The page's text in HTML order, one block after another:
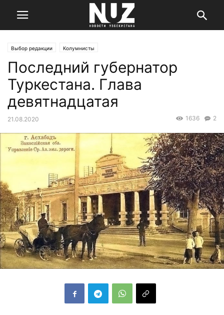
Выбор редакции Колумнисты
Последний губернатор
Туркестана. Глава
девятнадцатая
21.08.2020 2
1636